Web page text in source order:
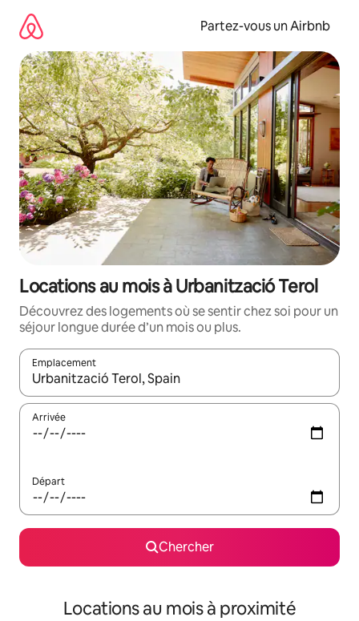
directement
contenu
Partez-vous un Airbnb
Locations au mois à Urbanització Terol
Découvrez des logements où se sentir chez soi pour un
séjour longue durée d’un mois ou plus.
Emplacement
Quand les résultats sont affichés, parcourez-les en utilisant
Arrivée
Départ
Chercher
Locations au mois à proximité